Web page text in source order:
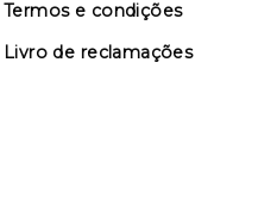
Termos e condições
Livro de reclamações